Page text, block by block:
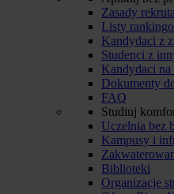
Zasady
Listy
Kandydaci z
Studenci z
Kandydaci
Dokumenty
FAQ
Studiuj
Uczelnia bez
Kampusy i
Biblioteki
Organizacje